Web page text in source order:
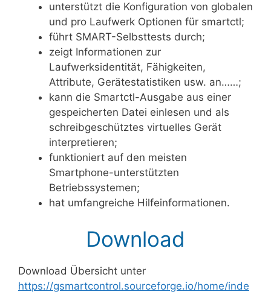
unterstützt die Konfiguration von globalen
und pro Laufwerk Optionen für smartctl;
führt SMART-Selbsttests durch;
zeigt Informationen zur
Laufwerksidentität, Fähigkeiten,
Attribute, Gerätestatistiken usw. an……;
kann die Smartctl-Ausgabe aus einer
gespeicherten Datei einlesen und als
schreibgeschütztes virtuelles Gerät
interpretieren;
funktioniert auf den meisten
Smartphone-unterstützten
Betriebssystemen;
hat umfangreiche Hilfeinformationen.
Download
Download Übersicht unter
https://gsmartcontrol.sourceforge.io/home/inde